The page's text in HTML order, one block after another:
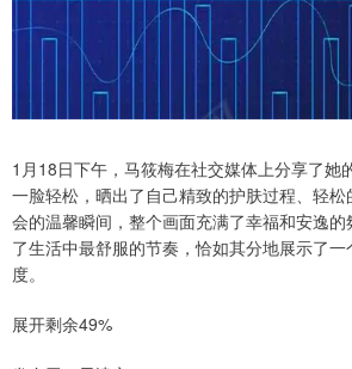
1月18日下午，马筱梅在社交媒体上分享了她
一脸轻松，晒出了自己精致的护肤过程、轻
会的温馨瞬间，整个画面充满了幸福和安逸
了生活中最舒服的节奏，恰如其分地展示了
度。
展开剩余49%